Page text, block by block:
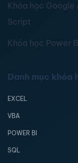
Khóa học Google
Script
Khóa học Power
Danh mục khóa
EXCEL
VBA
POWER BI
SQL